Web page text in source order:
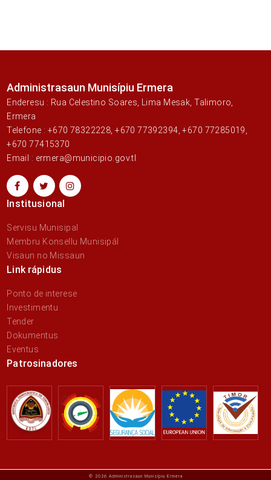
Administrasaun Munisípiu Ermera
Enderesu : Rua Celestino Soares, Lima Mesak, Talimoro,
Ermera
Telefone : +670 78322228, +670 77392394, +670 77285019,
+670 77415370
Email : ermera@municipio.gov.tl
Institusional
Servisu Munisipal
Membru Konsellu Munisipál
Visaun no Missaun
Link rápidus
Ponto de interese
Investimentu
Tender
Dokumentus
Eventus
Patrosinadores
© 2026 Administrasaun Munisípiu Ermera